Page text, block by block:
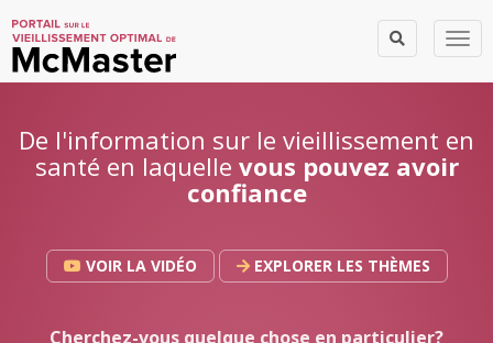
De l'information sur le vieillissement en
santé en laquelle vous pouvez avoir
confiance
VOIR LA VIDÉO EXPLORER LES THÈMES
Cherchez-vous quelque chose en particulier?